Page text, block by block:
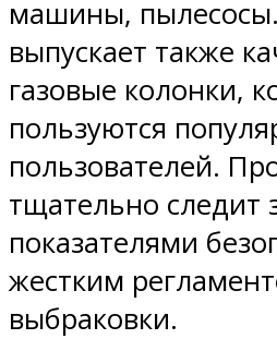
машины,
выпускает также
газовые колонки,
пользуются
пользователей.
тщательно следит
показателями
жестким
выбраковки.